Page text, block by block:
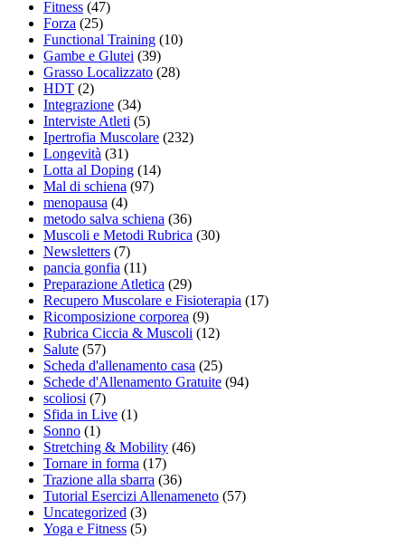
Fitness (47)
Forza (25)
Functional Training (10)
Gambe e Glutei (39)
Grasso Localizzato (28)
HDT (2)
Integrazione (34)
Interviste Atleti (5)
Ipertrofia Muscolare (232)
Longevità (31)
Lotta al Doping (14)
Mal di schiena (97)
menopausa (4)
metodo salva schiena (36)
Muscoli e Metodi Rubrica (30)
Newsletters (7)
pancia gonfia (11)
Preparazione Atletica (29)
Recupero Muscolare e Fisioterapia (17)
Ricomposizione corporea (9)
Rubrica Ciccia & Muscoli (12)
Salute (57)
Scheda d'allenamento casa (25)
Schede d'Allenamento Gratuite (94)
scoliosi (7)
Sfida in Live (1)
Sonno (1)
Stretching & Mobility (46)
Tornare in forma (17)
Trazione alla sbarra (36)
Tutorial Esercizi Allenameneto (57)
Uncategorized (3)
Yoga e Fitness (5)